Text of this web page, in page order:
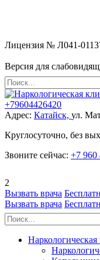
Лицензия № Л041-
Версия для
+79604426420
Адрес: Катайск, ул.
Круглосуточно, без
Звоните сейчас: +7 960
2
Вызвать врача
Вызвать врача